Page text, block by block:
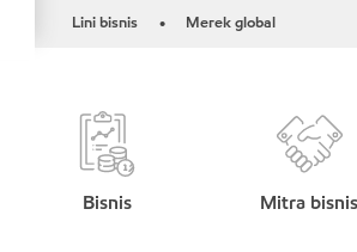
Lini bisnis • Merek global
Bisnis Mitra bisnis